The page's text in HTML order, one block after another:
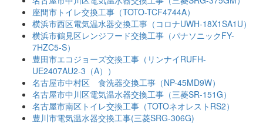
座間市トイレ交換工事（TOTO-TCF4744A）
横浜市西区電気温水器交換工事（コロナUWH-18X1SA1U）
横浜市鶴見区レンジフード交換工事（パナソニックFY-
7HZC5-S）
豊田市エコジョーズ交換工事（リンナイRUFH-
UE2407AU2-3（A））
名古屋市中村区 食洗器交換工事（NP-45MD9W）
名古屋市中川区電気温水器交換工事（三菱SR-151G）
名古屋市南区トイレ交換工事（TOTOネオレストRS2）
豊川市電気温水器交換工事(三菱SRG-306G)